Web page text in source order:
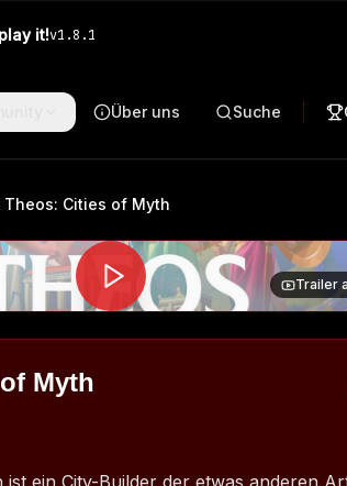
it!v1.8.1
Über uns Suche
Theos: Cities of Myth
Trailer
Myth
ist ein City-Builder der etwas anderen